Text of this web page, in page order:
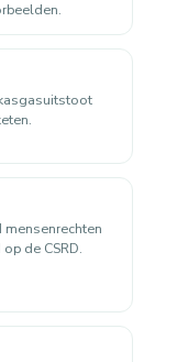
de CSRD.